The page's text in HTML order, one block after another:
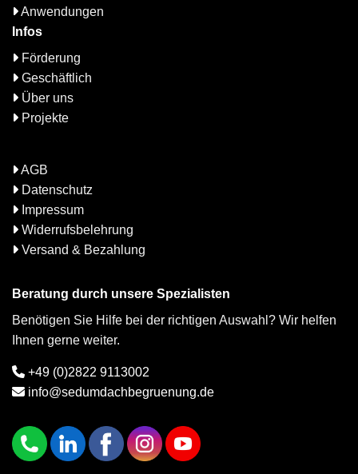
Anwendungen
Infos
Förderung
Geschäftlich
Über uns
Projekte
AGB
Datenschutz
Impressum
Widerrufsbelehrung
Versand & Bezahlung
Beratung durch unsere Spezialisten
Benötigen Sie Hilfe bei der richtigen Auswahl? Wir helfen
Ihnen gerne weiter.
+49 (0)2822 9113002
info@sedumdachbegruenung.de